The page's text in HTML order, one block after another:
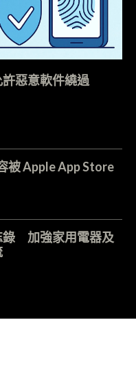
惡意軟件繞過
被 Apple App Store
錄 加強家用電器及